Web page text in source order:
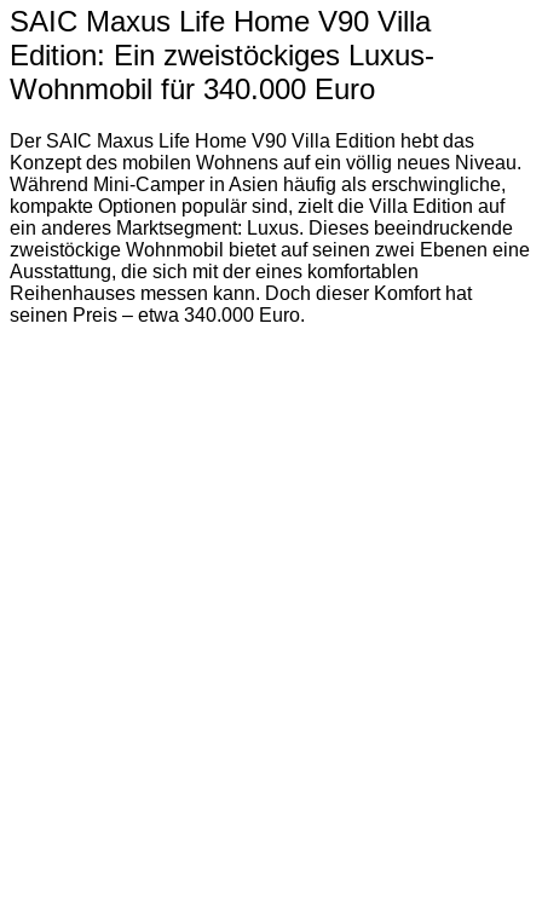
SAIC Maxus Life Home V90 Villa
Edition: Ein zweistöckiges Luxus-
Wohnmobil für 340.000 Euro
Der SAIC Maxus Life Home V90 Villa Edition hebt das
Konzept des mobilen Wohnens auf ein völlig neues Niveau.
Während Mini-Camper in Asien häufig als erschwingliche,
kompakte Optionen populär sind, zielt die Villa Edition auf
ein anderes Marktsegment: Luxus. Dieses beeindruckende
zweistöckige Wohnmobil bietet auf seinen zwei Ebenen eine
Ausstattung, die sich mit der eines komfortablen
Reihenhauses messen kann. Doch dieser Komfort hat
seinen Preis – etwa 340.000 Euro.